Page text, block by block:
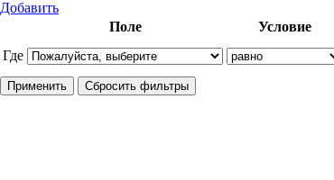
Добавить
Где
Поле Условие